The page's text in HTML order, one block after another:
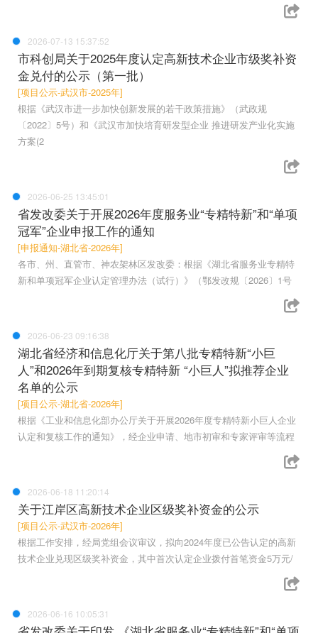
2026-07-13 15:37:52
市科创局关于2025年度认定高新技术企业市级奖补资
金兑付的公示（第一批）
[项目公示-武汉市-2025年]
根据《武汉市进一步加快创新发展的若干政策措施》（武政规
〔2022〕5号）和《武汉市加快培育研发型企业 推进研发产业化实施
方案(2
2026-06-25 13:45:01
省发改委关于开展2026年度服务业“专精特新”和“单项
冠军”企业申报工作的通知
[申报通知-湖北省-2026年]
各市、州、直管市、神农架林区发改委：根据《湖北省服务业专精特
新和单项冠军企业认定管理办法（试行）》（鄂发改规〔2026〕1号
2026-06-23 09:16:38
湖北省经济和信息化厅关于第八批专精特新“小巨
人”和2026年到期复核专精特新 “小巨人”拟推荐企业
名单的公示
[项目公示-湖北省-2026年]
根据《工业和信息化部办公厅关于开展2026年度专精特新小巨人企业
认定和复核工作的通知》，经企业申请、地市初审和专家评审等流程
2026-06-18 11:20:14
关于江岸区高新技术企业区级奖补资金的公示
[项目公示-武汉市-2026年]
根据工作安排，经局党组会议审议，拟向2024年度已公告认定的高新
技术企业兑现区级奖补资金，其中首次认定企业拨付首笔资金5万元/
2026-06-16 10:05:31